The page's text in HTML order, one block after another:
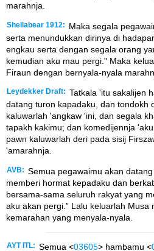
marahnja.
Shellabear 1912:
Maka segala
serta menundukkan dirinya di
engkau serta dengan segala orang
kemudian aku mau pergi." Maka
Firaun dengan bernyala-nyala
Leydekker Draft: Tatkala 'itu sakalijen
datang turon kapadaku, dan tondokh
kaluwarlah 'angkaw 'ini, dan segala
tapakh kakimu; dan komedijennja
pawn kaluwarlah deri pada sisij
'amarahnja.
AVB: Semua pegawaimu akan
memberi hormat kepadaku dan
bersama-sama seluruh rakyat yang
aku akan pergi.” Lalu keluarlah Musa
kemarahan yang menyala-nyala.
AYT ITL: Semua <03605> hambamu <